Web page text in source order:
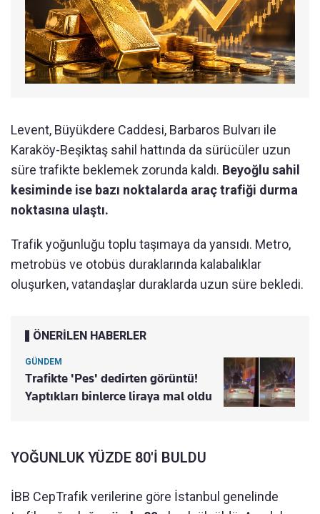
Levent, Büyükdere Caddesi, Barbaros Bulvarı ile
Karaköy-Beşiktaş sahil hattında da sürücüler uzun
süre trafikte beklemek zorunda kaldı. Beyoğlu sahil
kesiminde ise bazı noktalarda araç trafiği durma
noktasına ulaştı.
Trafik yoğunluğu toplu taşımaya da yansıdı. Metro,
metrobüs ve otobüs duraklarında kalabalıklar
oluşurken, vatandaşlar duraklarda uzun süre bekledi.
ÖNERİLEN HABERLER
GÜNDEM
Trafikte 'Pes' dedirten görüntü!
Yaptıkları binlerce liraya mal oldu
YOĞUNLUK YÜZDE 80'İ BULDU
İBB CepTrafik verilerine göre İstanbul genelinde